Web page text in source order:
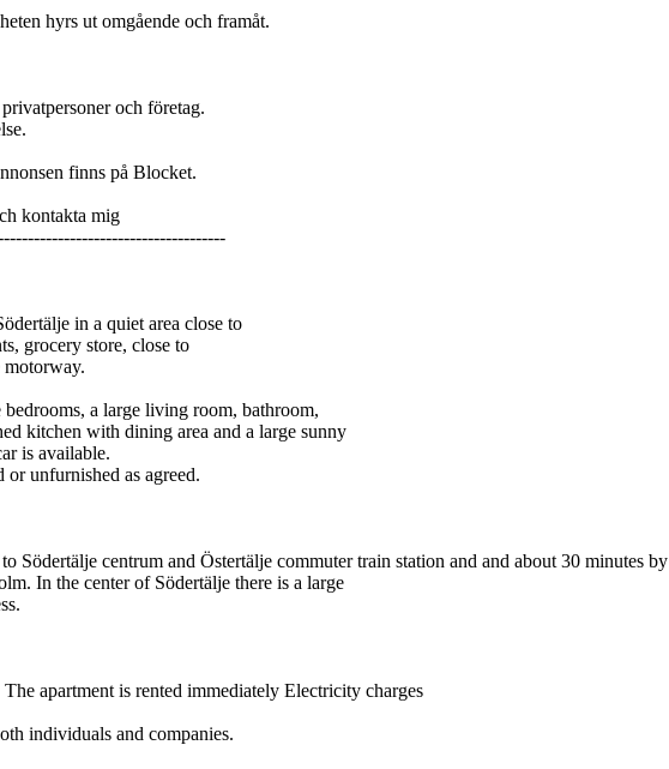
hyrs ut omgående och framåt.
och företag.
finns på Blocket.
kontakta mig
in a quiet area close to
grocery store, close to
motorway.
a large living room, bathroom,
kitchen with dining area and a large sunny
is available.
or unfurnished as agreed.
Södertälje centrum and Östertälje commuter train station and and about 30 minutes by
In the center of Södertälje there is a large
apartment is rented immediately Electricity charges
individuals and companies.